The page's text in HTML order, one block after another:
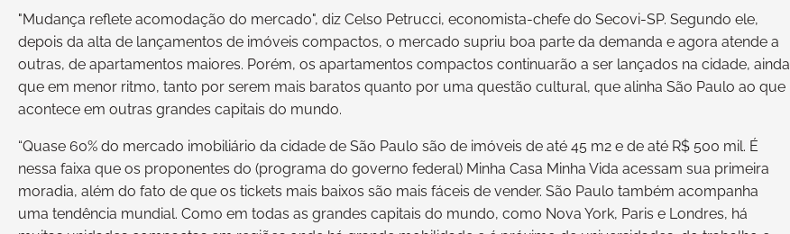
"Mudança reflete acomodação do mercado", diz Celso Petrucci, economista-chefe do Secovi-SP. Segundo ele,
depois da alta de lançamentos de imóveis compactos, o mercado supriu boa parte da demanda e agora atende a
outras, de apartamentos maiores. Porém, os apartamentos compactos continuarão a ser lançados na cidade, ainda
que em menor ritmo, tanto por serem mais baratos quanto por uma questão cultural, que alinha São Paulo ao que
acontece em outras grandes capitais do mundo.
“Quase 60% do mercado imobiliário da cidade de São Paulo são de imóveis de até 45 m2 e de até R$ 500 mil. É
nessa faixa que os proponentes do (programa do governo federal) Minha Casa Minha Vida acessam sua primeira
moradia, além do fato de que os tickets mais baixos são mais fáceis de vender. São Paulo também acompanha
uma tendência mundial. Como em todas as grandes capitais do mundo, como Nova York, Paris e Londres, há